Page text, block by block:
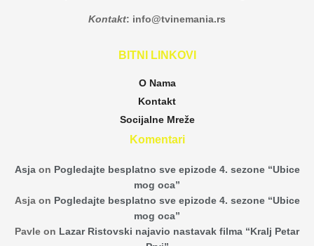
Kontakt: info@tvinemania.rs
BITNI LINKOVI
O Nama
Kontakt
Socijalne Mreže
Komentari
Asjaon Pogledajte besplatno sve epizode 4. sezone “Ubice
mog oca”
Asjaon Pogledajte besplatno sve epizode 4. sezone “Ubice
mog oca”
Pavle on Lazar Ristovski najavio nastavak filma “Kralj Petar